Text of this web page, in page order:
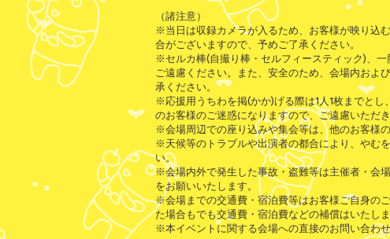
（諸注意）
※当日は収録カメラが入るため、お客様が映り込
合がございますので、予めご了承ください。
※セルカ棒(自撮り棒・セルフィースティック)、
ご遠慮ください。また、安全のため、会場内およ
承ください。
※応援用うちわを掲(かか)げる際は1人1枚までと
のお客様のご迷惑になりますので、ご遠慮いただ
※会場周辺での座り込みや集会等は、他のお客様
※天候等のトラブルや出演者の都合により、やむ
い。
※会場内外で発生した事故・盗難等は主催者・会
をお願いいたします。
※会場までの交通費・宿泊費等はお客様ご自身の
た場合もでも交通費・宿泊費などの補償はいたしま
※本イベントに関する会場への直接のお問い合わ